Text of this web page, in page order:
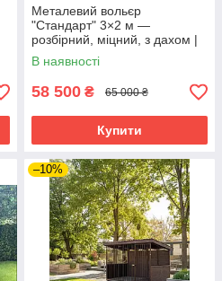
Металевий вольєр
"Стандарт" 3×2 м —
розбірний, міцний, з дахом |
Вольєри від виробника
В наявності
58 500 ₴ 65 000 ₴
Купити
–10%